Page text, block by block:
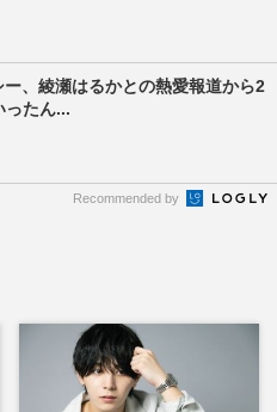
、綾瀬はるかとの熱愛報道から2
ったん...
Recommended by